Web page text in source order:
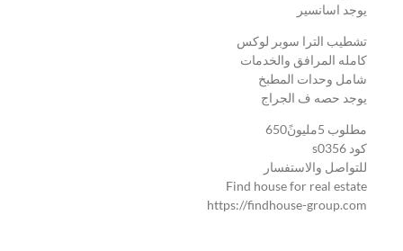
يوجد اسانسير
تشطيب الترا سوبر لوكس
كامله المرافق والخدمات
شامل وحدات المطبخ
يوجد حصه ف الجراج
مطلوب 5مليونً650
كود s0356
للتواصل والاستفسار
Find house for real estate
https://findhouse-group.com